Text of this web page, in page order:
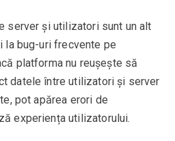
server și utilizatori sunt un alt
la bug-uri frecvente pe
platforma nu reușește să
datele între utilizatori și server
pot apărea erori de
experiența utilizatorului.